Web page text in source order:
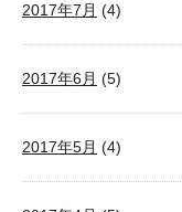
2017年7月 (4)
2017年6月 (5)
2017年5月 (4)